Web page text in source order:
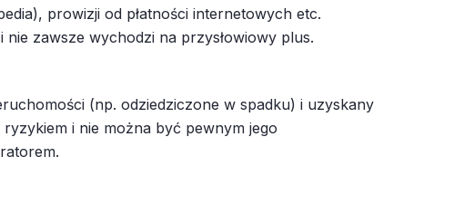
prowizji od płatności internetowych etc.
zawsze wychodzi na przysłowiowy plus.
(np. odziedziczone w spadku) i uzyskany
i nie można być pewnym jego